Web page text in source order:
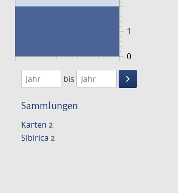
0
1
1779
1780
bis
keyboard_arrow_right
Suche
Sammlungen
Karten 2
Sibirica 2